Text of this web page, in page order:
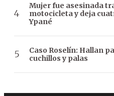
Mujer fue asesinada
motocicleta y deja
Ypané
Caso Roselín: Hallan
cuchillos y palas